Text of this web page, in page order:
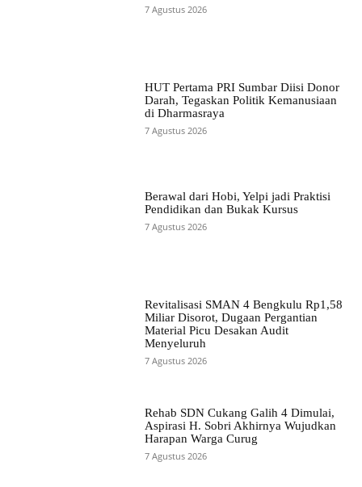
7 Agustus 2026
HUT Pertama PRI Sumbar Diisi Donor
Darah, Tegaskan Politik Kemanusiaan
di Dharmasraya
7 Agustus 2026
Berawal dari Hobi, Yelpi jadi Praktisi
Pendidikan dan Bukak Kursus
7 Agustus 2026
Revitalisasi SMAN 4 Bengkulu Rp1,58
Miliar Disorot, Dugaan Pergantian
Material Picu Desakan Audit
Menyeluruh
7 Agustus 2026
Rehab SDN Cukang Galih 4 Dimulai,
Aspirasi H. Sobri Akhirnya Wujudkan
Harapan Warga Curug
7 Agustus 2026